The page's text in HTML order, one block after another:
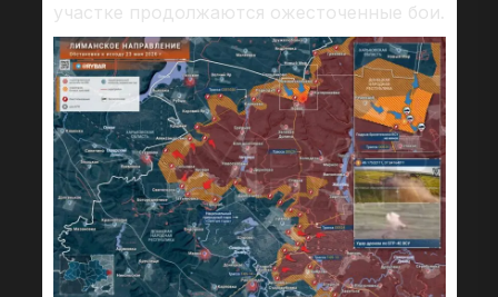
участке продолжаются ожесточенные бои.